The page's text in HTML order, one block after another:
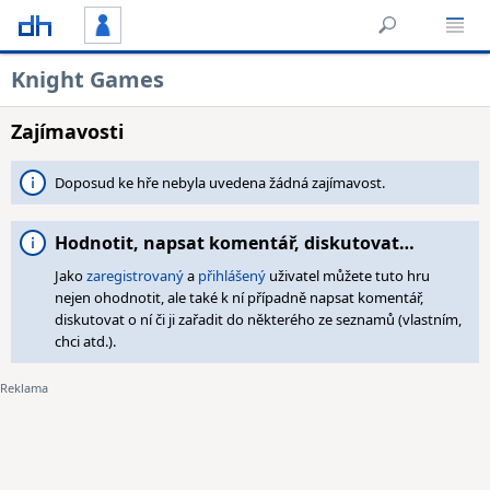
Knight Games
Zajímavosti
Doposud ke hře nebyla uvedena žádná zajímavost.
Hodnotit, napsat komentář, diskutovat…
Jakozaregistrovanýa přihlášený uživatel můžete tuto hru
nejen ohodnotit, ale také k ní případně napsat komentář,
diskutovat o ní či ji zařadit do některého ze seznamů (vlastním,
chci atd.).